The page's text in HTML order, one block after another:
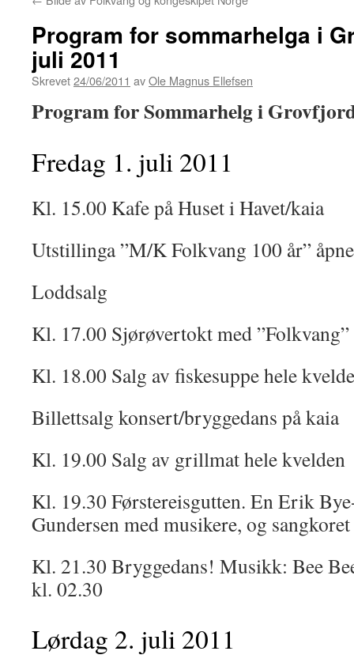
Program for sommarhelga i
juli 2011
Skrevet24/06/2011 avOle Magnus Ellefsen
Program for Sommarhelg i Grovfjord
Fredag 1. juli 2011
Kl. 15.00 Kafe på Huset i Havet/kaia
Utstillinga ”M/K Folkvang 100 år”
Loddsalg
Kl. 17.00 Sjørøvertokt med
Kl. 18.00 Salg av fiskesuppe hele
Billettsalg konsert/bryggedans på kaia
Kl. 19.00 Salg av grillmat hele kvelden
Kl. 19.30 Førstereisgutten. En Erik
Gundersen med musikere, og
Kl. 21.30 Bryggedans! Musikk: Bee
kl. 02.30
Lørdag 2. juli 2011